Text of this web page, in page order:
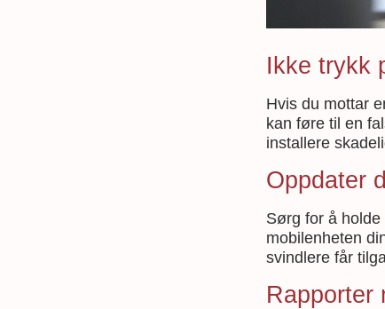
Ikke trykk
Hvis du mottar
kan føre til en
installere
Oppdater
Sørg for å
mobilenheten
svindlere får
Rapporter